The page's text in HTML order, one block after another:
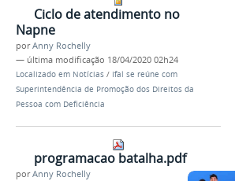
Ciclo de atendimento no
Napne
porAnny Rochelly
— última modificação 18/04/2020 02h24
Localizado em Notícias / Ifal se reúne com
Superintendência de Promoção dos Direitos da
Pessoa com Deficiência
programacao batalha.pdf
porAnny Rochelly